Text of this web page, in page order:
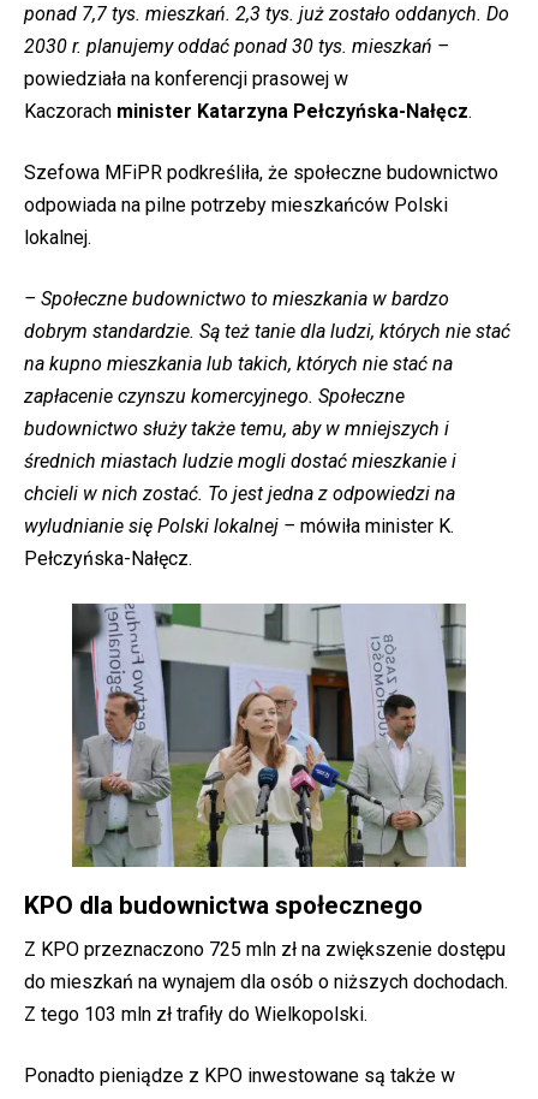
ponad 7,7 tys. mieszkań. 2,3 tys. już zostało oddanych. Do
2030 r. planujemy oddać ponad 30 tys. mieszkań –
powiedziała na konferencji prasowej w
Kaczorach minister Katarzyna Pełczyńska-Nałęcz.
Szefowa MFiPR podkreśliła, że społeczne budownictwo
odpowiada na pilne potrzeby mieszkańców Polski
lokalnej.
– Społeczne budownictwo to mieszkania w bardzo
dobrym standardzie. Są też tanie dla ludzi, których nie stać
na kupno mieszkania lub takich, których nie stać na
zapłacenie czynszu komercyjnego. Społeczne
budownictwo służy także temu, aby w mniejszych i
średnich miastach ludzie mogli dostać mieszkanie i
chcieli w nich zostać. To jest jedna z odpowiedzi na
wyludnianie się Polski lokalnej – mówiła minister K.
Pełczyńska-Nałęcz.
KPO dla budownictwa społecznego
Z KPO przeznaczono 725 mln zł na zwiększenie dostępu
do mieszkań na wynajem dla osób o niższych dochodach.
Z tego 103 mln zł trafiły do Wielkopolski.
Ponadto pieniądze z KPO inwestowane są także w